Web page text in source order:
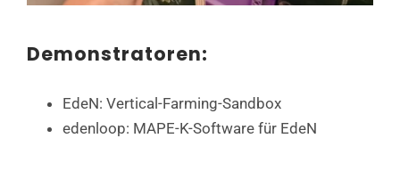
Demonstratoren:
EdeN: Vertical-Farming-Sandbox
edenloop: MAPE-K-Software für EdeN